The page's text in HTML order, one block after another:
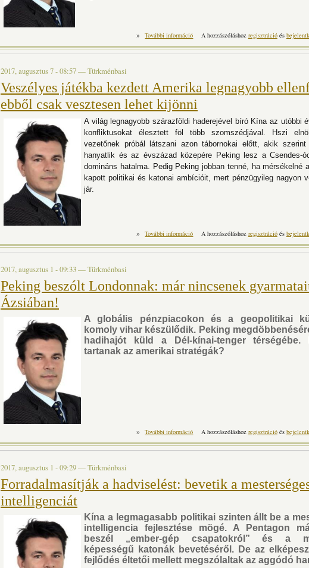
» További információ
Kirúghatják a törököket a NATO-ból – az
A hozzászóláshoz regisztrációés
2017, augusztus 7 - 08:57—Türkménbasi
Veszélyes játékba kezdett Amerika legnagyobb
ebből csak vesztesen lehet kijönni
A világ legnagyobb szárazföldi haderejével bíró Kína az utóbbi
konfliktusokat élesztett föl több szomszédjával. Hszi
vezetőnek próbál látszani azon tábornokai előtt, akik szerint
hanyatlik és az évszázad közepére Peking lesz a Csendes-
domináns hatalma. Pedig Peking jobban tenné, ha mérsékelné
kapott politikai és katonai ambícióit, mert pénzügyileg nagyon
jár.
» További információ
Veszélyes játékba kezdett Amerika
A hozzászóláshoz regisztrációés
2017, augusztus 1 - 09:33—Türkménbasi
Peking beszólt Londonnak: már nincsenek
Ázsiában!
A globális pénzpiacokon és a geopolitikai
komoly vihar készülődik. Peking
hadihajót küld a Dél-kínai-tenger térségébe.
tartanak az amerikai stratégák?
» További információ
Peking beszólt Londonnak: már
A hozzászóláshoz regisztrációés
2017, augusztus 1 - 09:29—Türkménbasi
Forradalmasítják a hadviselést: bevetik a
intelligenciát
Kína a legmagasabb politikai szinten állt be a
intelligencia fejlesztése mögé. A Pentagon
beszél „ember-gép csapatokról” és a
képességű katonák bevetéséről. De az
fejlődés éltetői mellett megszólaltak az aggódó